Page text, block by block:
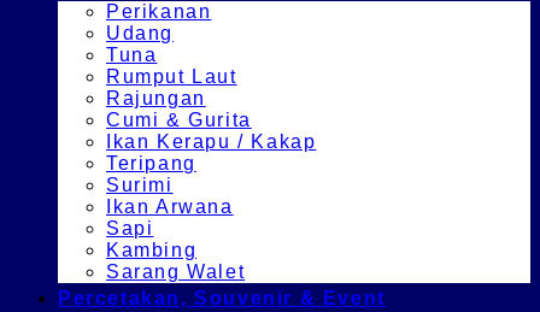
Perikanan
Udang
Tuna
Rumput Laut
Rajungan
Cumi & Gurita
Ikan Kerapu / Kakap
Teripang
Surimi
Ikan Arwana
Sapi
Kambing
Sarang Walet
Percetakan, Souvenir & Event